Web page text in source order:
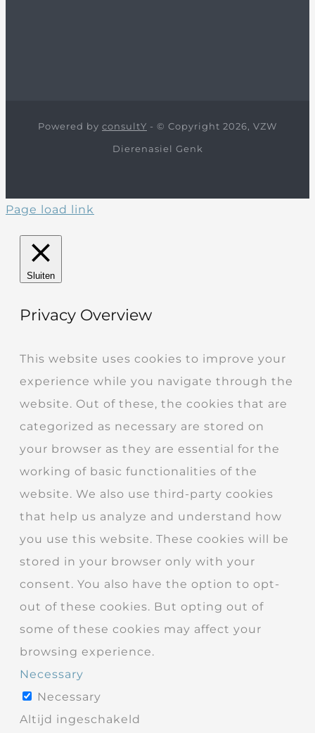
Powered by consultY - © Copyright 2026, VZW
Dierenasiel Genk
Page load link
Sluiten
Privacy Overview
This website uses cookies to improve your
experience while you navigate through the
website. Out of these, the cookies that are
categorized as necessary are stored on
your browser as they are essential for the
working of basic functionalities of the
website. We also use third-party cookies
that help us analyze and understand how
you use this website. These cookies will be
stored in your browser only with your
consent. You also have the option to opt-
out of these cookies. But opting out of
some of these cookies may affect your
browsing experience.
Necessary
Necessary
Altijd ingeschakeld